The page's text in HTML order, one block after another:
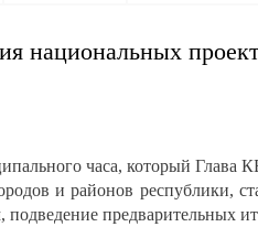
национальных
часа, который Глава
и районов республики,
предварительных